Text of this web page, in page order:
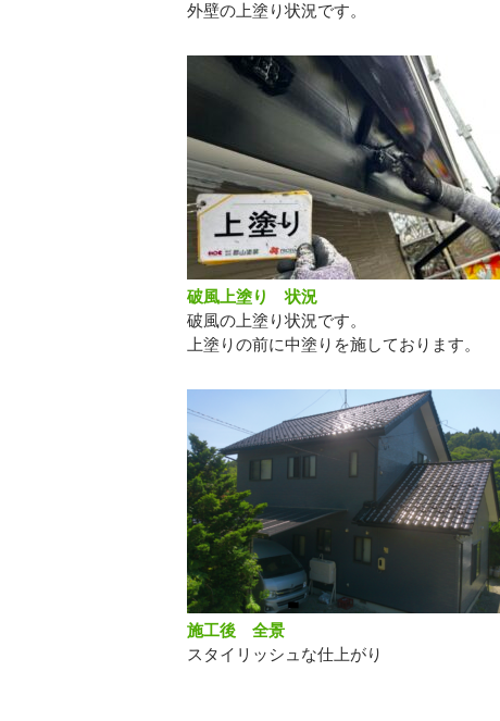
外壁の上塗り状況です。
破風上塗り 状況
破風の上塗り状況です。
上塗りの前に中塗りを施しております。
施工後 全景
スタイリッシュな仕上がり